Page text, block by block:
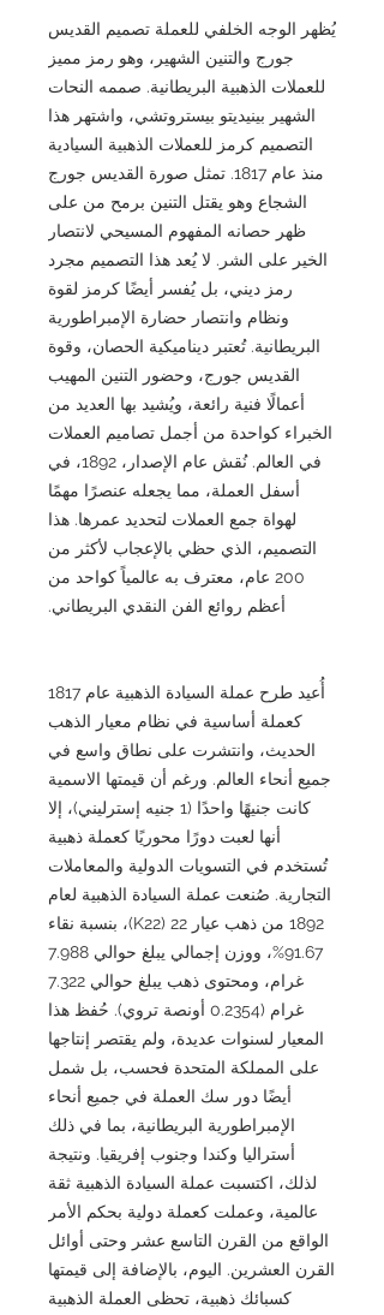
يُظهر الوجه الخلفي للعملة تصميم القديس
جورج والتنين الشهير، وهو رمز مميز
للعملات الذهبية البريطانية. صممه النحات
الشهير بينيديتو بيستروتشي، واشتهر هذا
التصميم كرمز للعملات الذهبية السيادية
منذ عام 1817. تمثل صورة القديس جورج
الشجاع وهو يقتل التنين برمح من على
ظهر حصانه المفهوم المسيحي لانتصار
الخير على الشر. لا يُعد هذا التصميم مجرد
رمز ديني، بل يُفسر أيضًا كرمز لقوة
ونظام وانتصار حضارة الإمبراطورية
البريطانية. تُعتبر ديناميكية الحصان، وقوة
القديس جورج، وحضور التنين المهيب
أعمالًا فنية رائعة، ويُشيد بها العديد من
الخبراء كواحدة من أجمل تصاميم العملات
في العالم. نُقش عام الإصدار، 1892، في
أسفل العملة، مما يجعله عنصرًا مهمًا
لهواة جمع العملات لتحديد عمرها. هذا
التصميم، الذي حظي بالإعجاب لأكثر من
200 عام، معترف به عالمياً كواحد من
أعظم روائع الفن النقدي البريطاني.
أُعيد طرح عملة السيادة الذهبية عام 1817
كعملة أساسية في نظام معيار الذهب
الحديث، وانتشرت على نطاق واسع في
جميع أنحاء العالم. ورغم أن قيمتها الاسمية
كانت جنيهًا واحدًا (1 جنيه إسترليني)، إلا
أنها لعبت دورًا محوريًا كعملة ذهبية
تُستخدم في التسويات الدولية والمعاملات
التجارية. صُنعت عملة السيادة الذهبية لعام
1892 من ذهب عيار 22 (K22)، بنسبة نقاء
91.67%، ووزن إجمالي يبلغ حوالي 7.988
غرام، ومحتوى ذهب يبلغ حوالي 7.322
غرام (0.2354 أونصة تروي). حُفظ هذا
المعيار لسنوات عديدة، ولم يقتصر إنتاجها
على المملكة المتحدة فحسب، بل شمل
أيضًا دور سك العملة في جميع أنحاء
الإمبراطورية البريطانية، بما في ذلك
أستراليا وكندا وجنوب إفريقيا. ونتيجة
لذلك، اكتسبت عملة السيادة الذهبية ثقة
عالمية، وعملت كعملة دولية بحكم الأمر
الواقع من القرن التاسع عشر وحتى أوائل
القرن العشرين. اليوم، بالإضافة إلى قيمتها
كسبائك ذهبية، تحظى العملة الذهبية